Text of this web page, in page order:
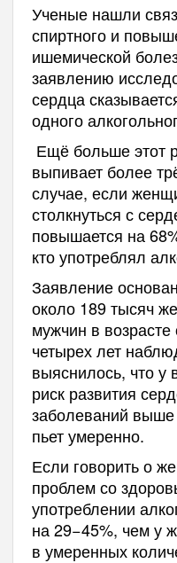
Ученые нашли
спиртного и
ишемической
заявлению
сердца
одного
Ещё больше этот
выпивает более
случае, если
столкнуться с
повышается на
кто употреблял
Заявление
около 189 тысяч
мужчин в
четырех лет
выяснилось, что
риск развития
заболеваний выше
пьет умеренно.
Если говорить о
проблем со
употреблении
на 29−45%, чем у
в умеренных